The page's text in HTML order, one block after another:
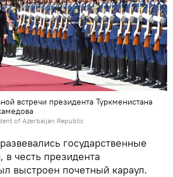
встречи президента Туркменистана
of Azerbaijan Republic
государственные
в честь президента
выстроен почетный караул.